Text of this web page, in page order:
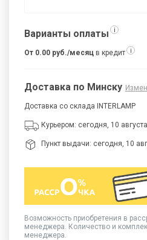
Варианты оплаты i
От 0.00 руб./месяц в кредит i
Доставка по Минску
Доставка со склада INTERLAMP
Курьером: сегодня, 10 августа
Пункт выдачи: сегодня, 10
Возможность приобретения в
менеджера. Количество и
менеджера.